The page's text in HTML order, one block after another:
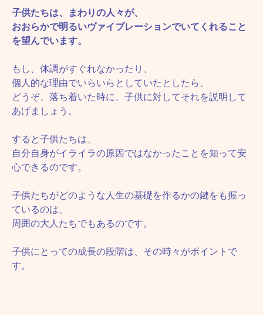
子供たちは、まわりの人々が、
おおらかで明るいヴァイブレーションでいてくれること
を望んでいます。
もし、体調がすぐれなかったり、
個人的な理由でいらいらとしていたとしたら、
どうぞ、落ち着いた時に、子供に対してそれを説明して
あげましょう。
すると子供たちは、
自分自身がイライラの原因ではなかったことを知って安
心できるのです。
子供たちがどのような人生の基礎を作るかの鍵をも握っ
ているのは、
周囲の大人たちでもあるのです。
子供にとっての成長の段階は、その時々がポイントで
す。